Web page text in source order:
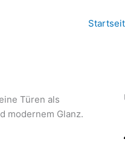
Türen als
modernem Glanz.